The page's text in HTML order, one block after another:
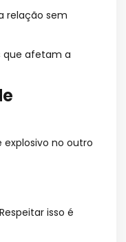
relação sem
que afetam a
no outro
isso é